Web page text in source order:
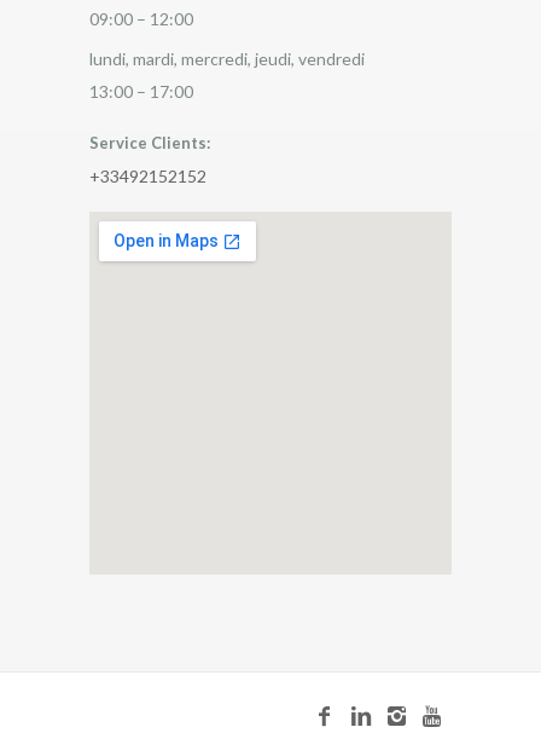
09:00 – 12:00
lundi, mardi, mercredi, jeudi, vendredi
13:00 – 17:00
Service Clients:
+33492152152